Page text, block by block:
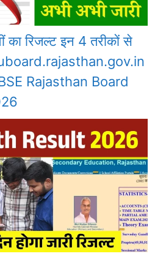
का रिजल्ट इन 4 तरीकों से
Rajasthan Board